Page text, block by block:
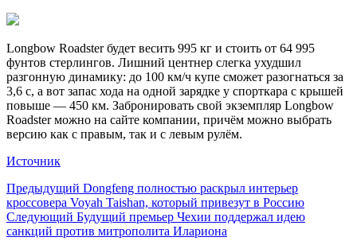
Longbow Roadster будет весить 995 кг и стоить от 64 995
фунтов стерлингов. Лишний центнер слегка ухудшил
разгонную динамику: до 100 км/ч купе сможет разогнаться за
3,6 с, а вот запас хода на одной зарядке у спорткара с крышей
повыше — 450 км. Забронировать свой экземпляр Longbow
Roadster можно на сайте компании, причём можно выбрать
версию как с правым, так и с левым рулём.
Источник
Предыдущий Dongfeng полностью раскрыл интерьер
кроссовера Voyah Taishan, который привезут в Россию
Следующий Будущий премьер Чехии поддержал идею
санкций против митрополита Илариона